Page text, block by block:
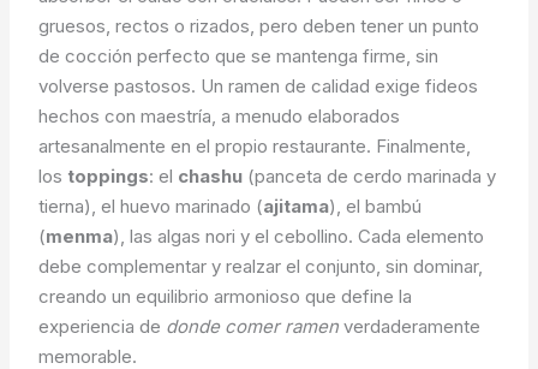
gruesos, rectos o rizados, pero deben tener un punto
de cocción perfecto que se mantenga firme, sin
volverse pastosos. Un ramen de calidad exige fideos
hechos con maestría, a menudo elaborados
artesanalmente en el propio restaurante. Finalmente,
los toppings: el chashu (panceta de cerdo marinada y
tierna), el huevo marinado (ajitama), el bambú
(menma), las algas nori y el cebollino. Cada elemento
debe complementar y realzar el conjunto, sin dominar,
creando un equilibrio armonioso que define la
experiencia de donde comer ramen verdaderamente
memorable.